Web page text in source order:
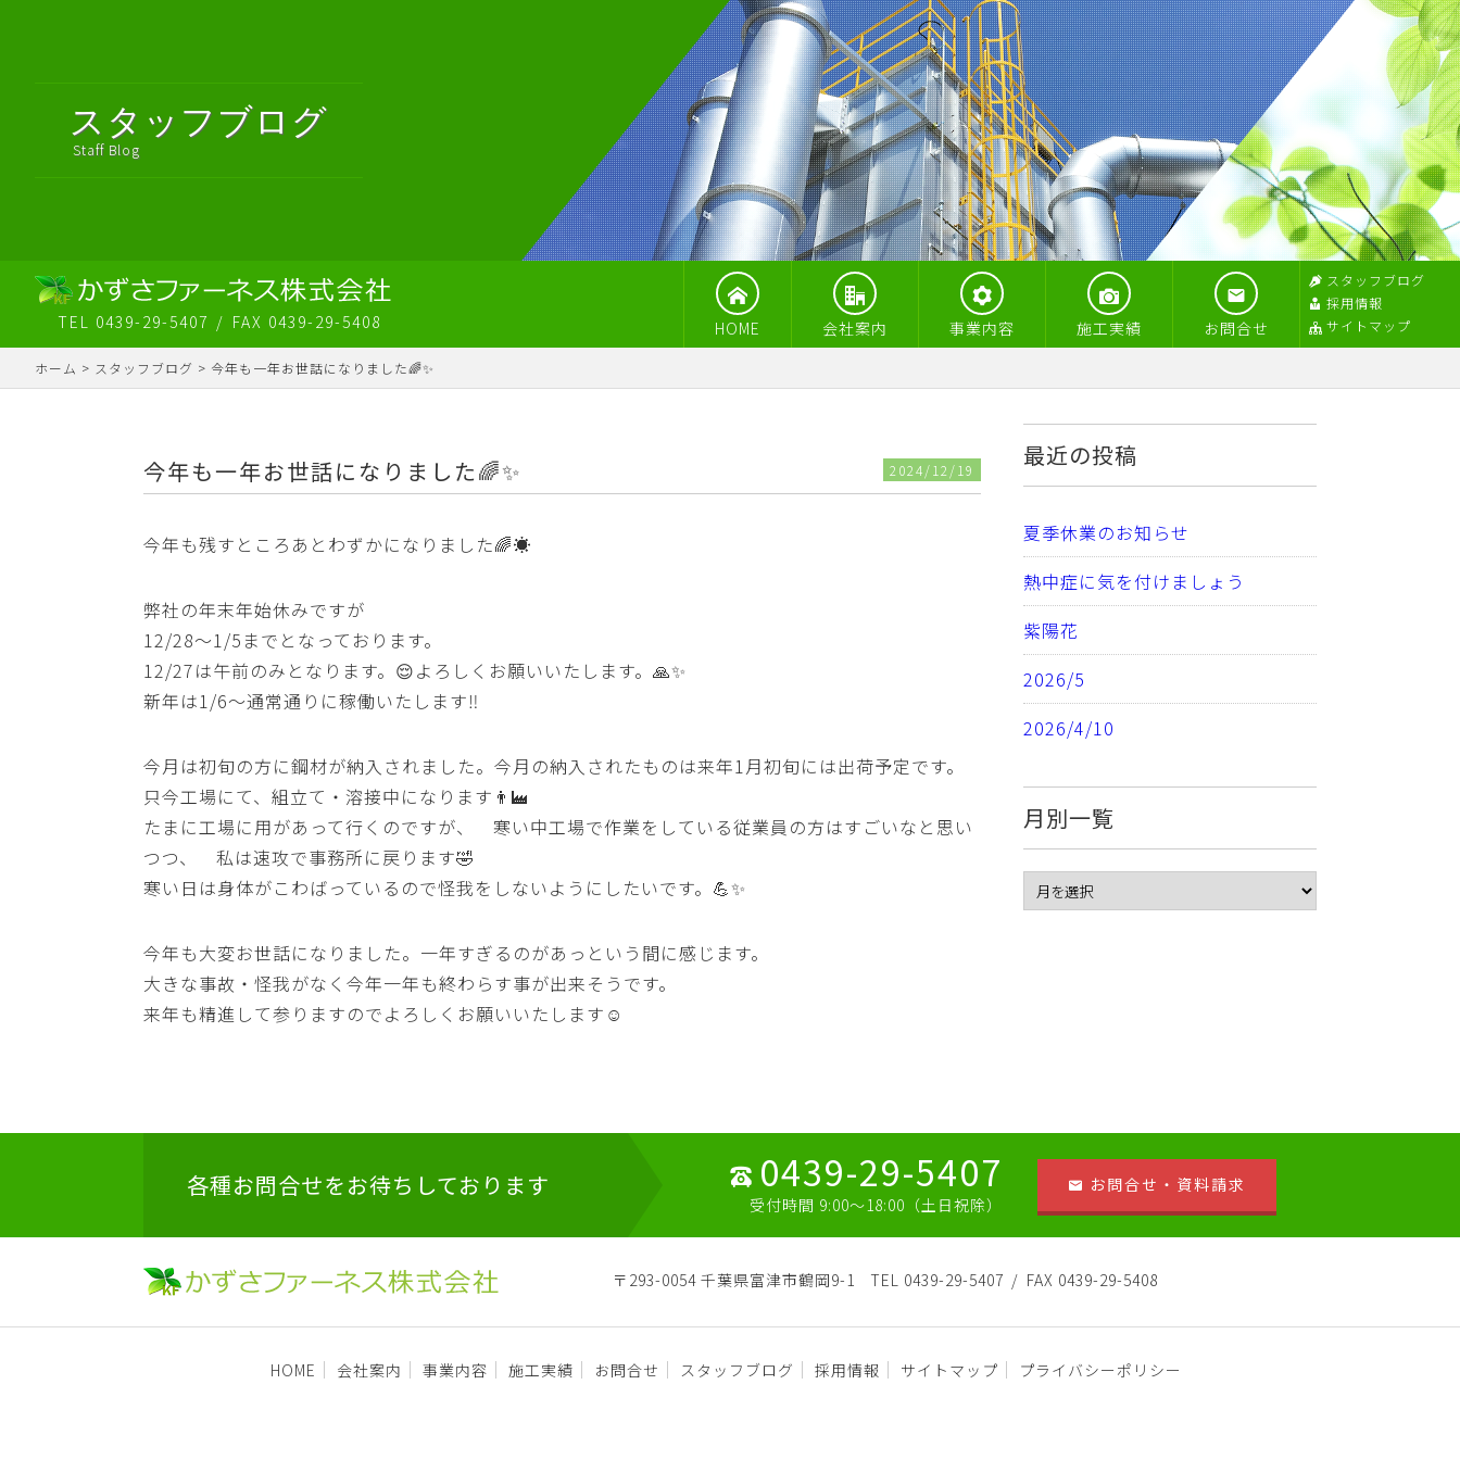
スタッフブログ
Staff Blog
TEL 0439-29-5407 FAX 0439-29-5408 HOME 会社案内 事業内容 施工実績 お問合せ
スタッフブログ
採用情報
サイトマップ
ホーム > スタッフブログ > 今年も一年お世話になりました🌈✨
今年も一年お世話になりました🌈✨ 2024/12/19
今年も残すところあとわずかになりました🌈☀️
弊社の年末年始休みですが
12/28～1/5までとなっております。
12/27は午前のみとなります。😌よろしくお願いいたします。🙏✨
新年は1/6～通常通りに稼働いたします‼️
今月は初旬の方に鋼材が納入されました。今月の納入されたものは来年1月初旬には出荷予定です。
只今工場にて、組立て・溶接中になります👨‍🏭
たまに工場に用があって行くのですが、 寒い中工場で作業をしている従業員の方はすごいなと思い
つつ、 私は速攻で事務所に戻ります🤣
寒い日は身体がこわばっているので怪我をしないようにしたいです。💪✨
今年も大変お世話になりました。一年すぎるのがあっという間に感じます。
大きな事故・怪我がなく今年一年も終わらす事が出来そうです。
来年も精進して参りますのでよろしくお願いいたします☺️
最近の投稿
夏季休業のお知らせ
熱中症に気を付けましょう
紫陽花
2026/5
2026/4/10
月別一覧
各種お問合せをお待ちしております 0439-29-5407
受付時間 9:00～18:00（土日祝除）
お問合せ・資料請求
〒293-0054 千葉県富津市鶴岡9-1 TEL 0439-29-5407 FAX 0439-29-5408
HOME 会社案内 事業内容 施工実績 お問合せ スタッフブログ 採用情報 サイトマップ プライバシーポリシー